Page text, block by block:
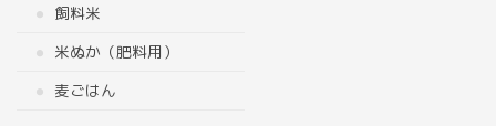
飼料米
米ぬか（肥料用）
麦ごはん